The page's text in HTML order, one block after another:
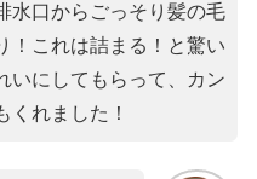
水口からごっそり髪の毛
！これは詰まる！と驚い
いにしてもらって、カン
くれました！